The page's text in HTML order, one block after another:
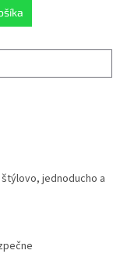
jednoducho a